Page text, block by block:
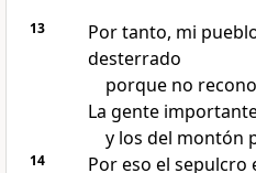
13
Por tanto, mi
desterrado
porque no
La gente
y los del montón
14
Por eso el sepulcro